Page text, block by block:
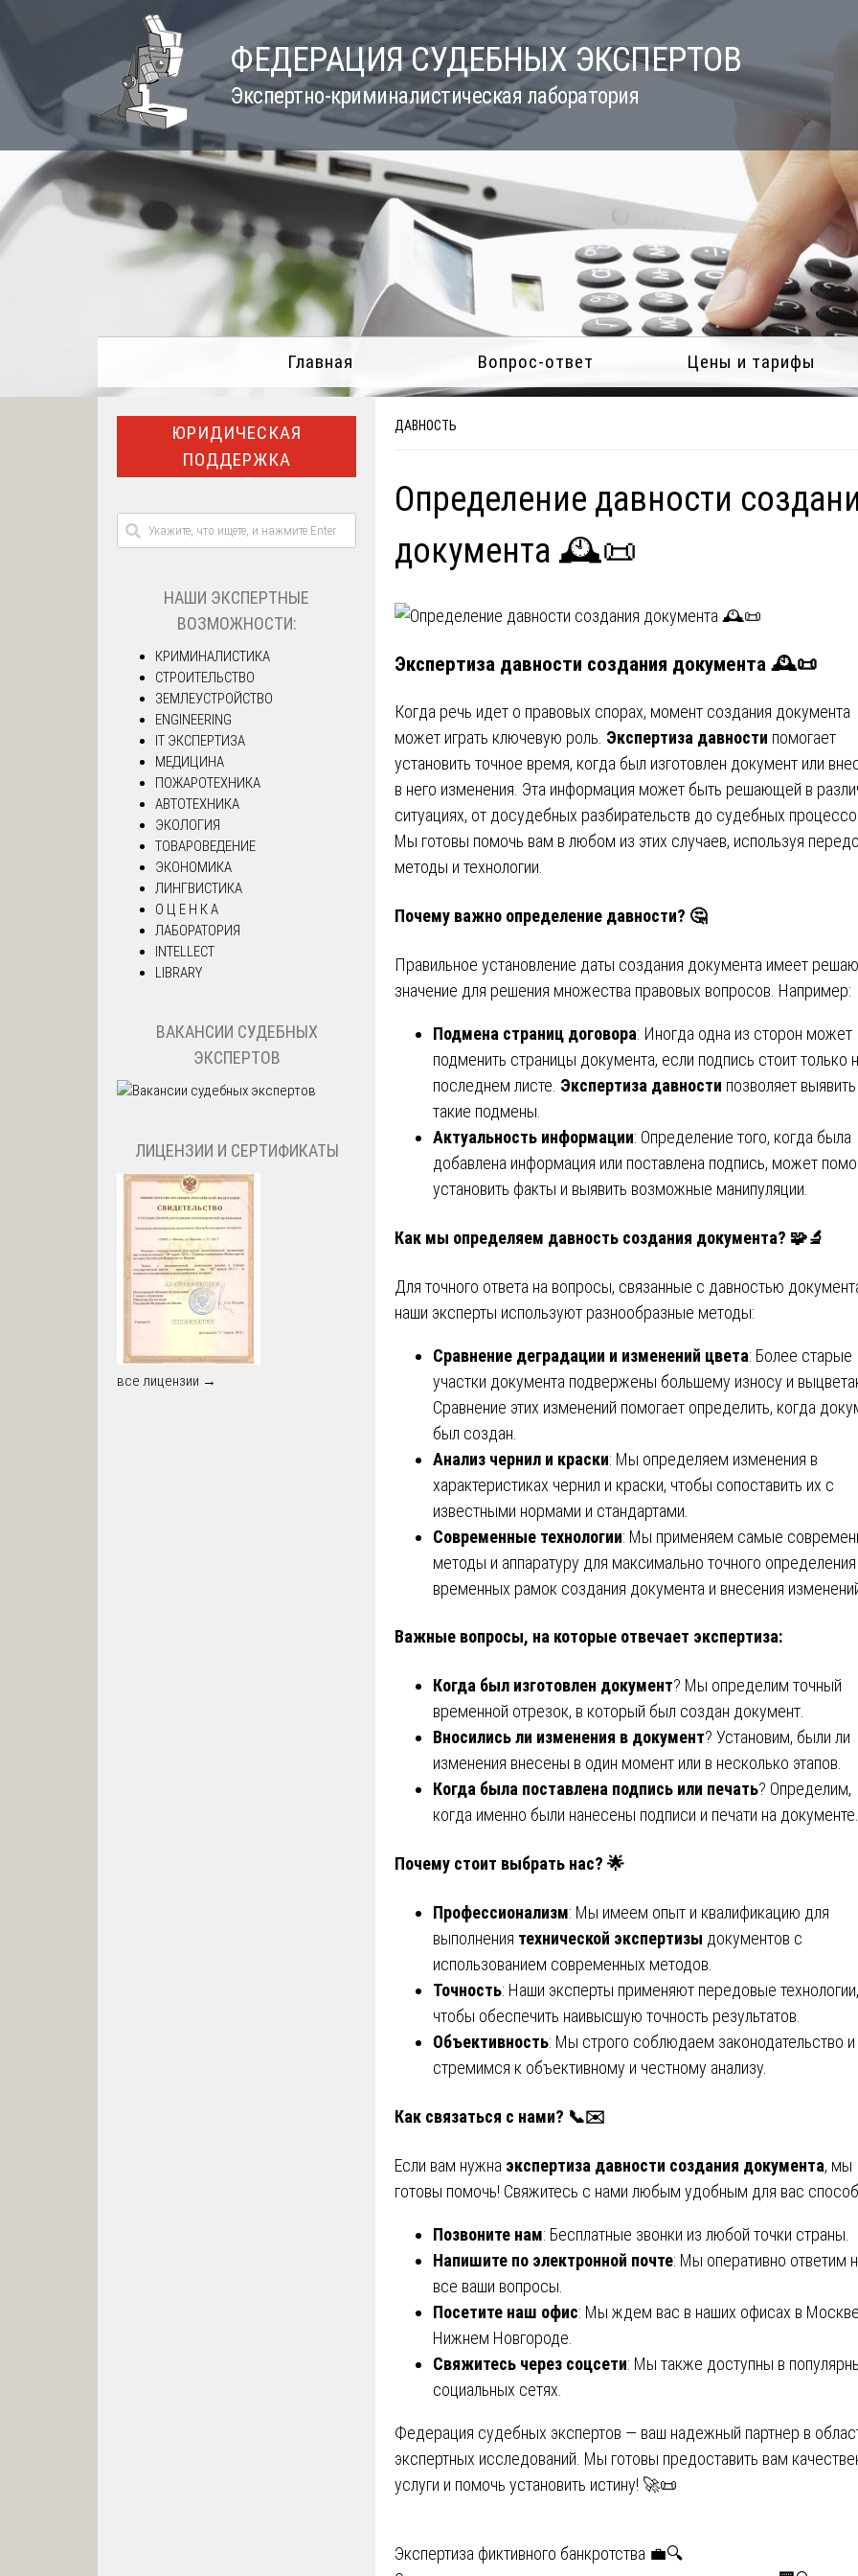
content
ФЕДЕРАЦИЯ СУДЕБНЫХ ЭКСПЕРТОВ
Экспертно-криминалистическая лаборатория
Главная Вопрос-ответ Цены и тарифы
ДАВНОСТЬ
Определение давности
документа 🕰️📜
Экспертиза давности создания документа 🕰️📜
Когда речь идет о правовых спорах, момент создания документа
может играть ключевую роль. Экспертиза давности помогает
установить точное время, когда был изготовлен документ или
в него изменения. Эта информация может быть решающей в
ситуациях, от досудебных разбирательств до судебных
Мы готовы помочь вам в любом из этих случаев, используя
методы и технологии.
Почему важно определение давности? 🤔
Правильное установление даты создания документа имеет
значение для решения множества правовых вопросов. Например:
Подмена страниц договора: Иногда одна из сторон может
подменить страницы документа, если подпись стоит только
последнем листе. Экспертиза давности позволяет выявить
такие подмены.
Актуальность информации: Определение того, когда была
добавлена информация или поставлена подпись, может
установить факты и выявить возможные манипуляции.
Как мы определяем давность создания документа? 🧩🔬
Для точного ответа на вопросы, связанные с давностью
наши эксперты используют разнообразные методы:
Сравнение деградации и изменений цвета: Более старые
участки документа подвержены большему износу и
Сравнение этих изменений помогает определить, когда
был создан.
Анализ чернил и краски: Мы определяем изменения в
характеристиках чернил и краски, чтобы сопоставить их с
известными нормами и стандартами.
Современные технологии: Мы применяем самые
методы и аппаратуру для максимально точного определения
временных рамок создания документа и внесения
Важные вопросы, на которые отвечает экспертиза:
Когда был изготовлен документ? Мы определим точный
временной отрезок, в который был создан документ.
Вносились ли изменения в документ? Установим, были ли
изменения внесены в один момент или в несколько этапов.
Когда была поставлена подпись или печать? Определим,
когда именно были нанесены подписи и печати на документе.
Почему стоит выбрать нас? 🌟
Профессионализм: Мы имеем опыт и квалификацию для
выполнения технической экспертизы документов с
использованием современных методов.
Точность: Наши эксперты применяют передовые технологии,
чтобы обеспечить наивысшую точность результатов.
Объективность: Мы строго соблюдаем законодательство и
стремимся к объективному и честному анализу.
Как связаться с нами? 📞✉️
Если вам нужна экспертиза давности создания документа, мы
готовы помочь! Свяжитесь с нами любым удобным для вас
Позвоните нам: Бесплатные звонки из любой точки страны.
Напишите по электронной почте: Мы оперативно ответим
все ваши вопросы.
Посетите наш офис: Мы ждем вас в наших офисах в
Нижнем Новгороде.
Свяжитесь через соцсети: Мы также доступны в
социальных сетях.
Федерация судебных экспертов — ваш надежный партнер в
экспертных исследований. Мы готовы предоставить вам
услуги и помочь установить истину! 🚀📜
Навигация
Экспертиза фиктивного банкротства 💼🔍
ЮРИДИЧЕСКАЯ
ПОДДЕРЖКА
НАШИ ЭКСПЕРТНЫЕ
ВОЗМОЖНОСТИ:
КРИМИНАЛИСТИКА
СТРОИТЕЛЬСТВО
ЗЕМЛЕУСТРОЙСТВО
ENGINEERING
IT ЭКСПЕРТИЗА
МЕДИЦИНА
ПОЖАРОТЕХНИКА
АВТОТЕХНИКА
ЭКОЛОГИЯ
ТОВАРОВЕДЕНИЕ
ЭКОНОМИКА
ЛИНГВИСТИКА
О Ц Е Н К А
ЛАБОРАТОРИЯ
INTELLECT
LIBRARY
ВАКАНСИИ СУДЕБНЫХ
ЭКСПЕРТОВ
ЛИЦЕНЗИИ И СЕРТИФИКАТЫ
все лицензии →